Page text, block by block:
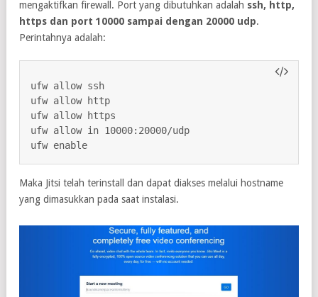
mengaktifkan firewall. Port yang dibutuhkan adalah ssh, http,
https dan port 10000 sampai dengan 20000 udp.
Perintahnya adalah:
ufw allow ssh
ufw allow http
ufw allow https
ufw allow in 10000:20000/udp
ufw enable
Maka Jitsi telah terinstall dan dapat diakses melalui hostname
yang dimasukkan pada saat instalasi.